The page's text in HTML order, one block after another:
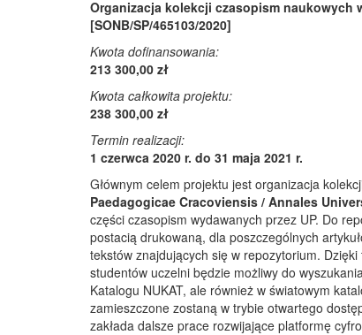
Organizacja kolekcji czasopism naukowych
[SONB/SP/465103/2020]
Kwota dofinansowania:
213 300,00 zł
Kwota całkowita projektu:
238 300,00 zł
Termin realizacji:
1 czerwca 2020 r. do 31 maja 2021 r.
Głównym celem projektu jest organizacja
Paedagogicae Cracoviensis / Annales
części czasopism wydawanych przez UP. Do
postacią drukowaną, dla poszczególnych
tekstów znajdujących się w repozytorium.
studentów uczelni będzie możliwy do
Katalogu NUKAT, ale również w światowym
zamieszczone zostaną w trybie otwartego
zakłada dalsze prace rozwijające platformę